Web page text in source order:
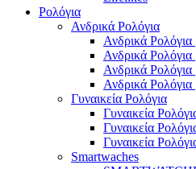
Ρολόγια
Ανδρικά Ρολόγια
Ανδρικά
Ανδρικά
Ανδρικά
Ανδρικά
Γυναικεία Ρολόγια
Γυναικεία
Γυναικεία
Γυναικεία
Smartwaches